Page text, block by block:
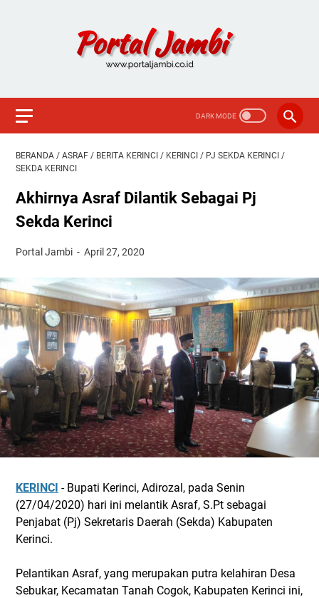
BERANDA / ASRAF / BERITA KERINCI / KERINCI / PJ SEKDA KERINCI /
SEKDA KERINCI
Akhirnya Asraf Dilantik Sebagai Pj
Sekda Kerinci
Portal Jambi April 27, 2020
KERINCI - Bupati Kerinci, Adirozal, pada Senin
(27/04/2020) hari ini melantik Asraf, S.Pt sebagai
Penjabat (Pj) Sekretaris Daerah (Sekda) Kabupaten
Kerinci.
Pelantikan Asraf, yang merupakan putra kelahiran Desa
Sebukar, Kecamatan Tanah Cogok, Kabupaten Kerinci ini,